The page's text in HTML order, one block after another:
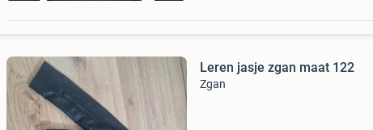
Leren jasje zgan maat 122
Zgan